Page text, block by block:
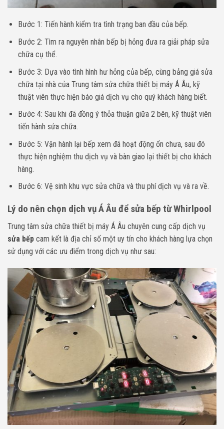
Bước 1: Tiến hành kiểm tra tình trạng ban đầu của bếp.
Bước 2: Tìm ra nguyên nhân bếp bị hỏng đưa ra giải pháp sửa
chữa cụ thể.
Bước 3: Dựa vào tình hình hư hỏng của bếp, cùng bảng giá sửa
chữa tại nhà của Trung tâm sửa chữa thiết bị máy Á Âu, kỹ
thuật viên thực hiện báo giá dịch vụ cho quý khách hàng biết.
Bước 4: Sau khi đã đồng ý thỏa thuận giữa 2 bên, kỹ thuật viên
tiến hành sửa chữa.
Bước 5: Vận hành lại bếp xem đã hoạt động ổn chưa, sau đó
thực hiện nghiệm thu dịch vụ và bàn giao lại thiết bị cho khách
hàng.
Bước 6: Vệ sinh khu vực sửa chữa và thu phí dịch vụ và ra về.
Lý do nên chọn dịch vụ Á Âu để sửa bếp từ Whirlpool
Trung tâm sửa chữa thiết bị máy Á Âu chuyên cung cấp dịch vụ
sửa bếp cam kết là địa chỉ số một uy tín cho khách hàng lựa chọn
sử dụng với các ưu điểm trong dịch vụ như sau: